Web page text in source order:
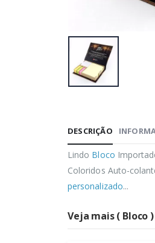
DESCRIÇÃO
Lindo Bloco
Coloridos Auto-
personalizado...
Veja mais ( Bloco